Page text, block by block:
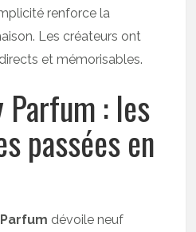
renforce la
Les créateurs ont
et mémorisables.
Parfum : les
passées en
dévoile neuf